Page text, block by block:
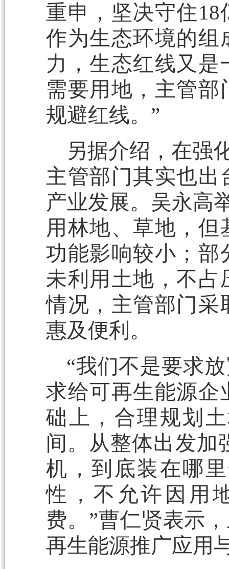
重申，坚决守住
作为生态环境的组
力，生态红线又
需要用地，主管
规避红线。”
另据介绍，在强
主管部门其实也
产业发展。吴永高
用林地、草地，
功能影响较小；部
未利用土地，不
情况，主管部门采
惠及便利。
“我们不是要求
求给可再生能源企
础上，合理规划
间。从整体出发加
机，到底装在哪
性，不允许因用
费。”曹仁贤表示
再生能源推广应用